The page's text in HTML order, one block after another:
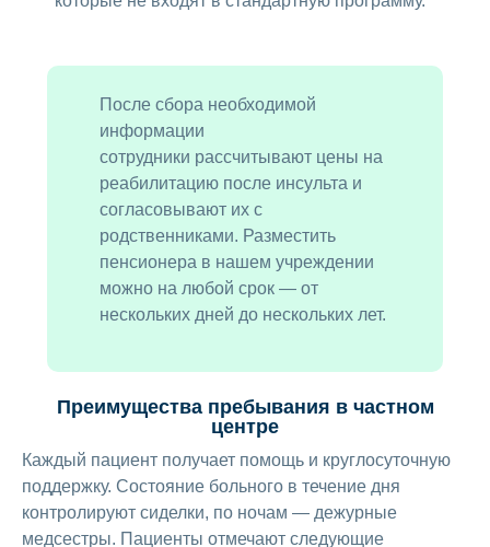
После сбора необходимой
информации
сотрудники рассчитывают цены на
реабилитацию после инсульта и
согласовывают их с
родственниками. Разместить
пенсионера в нашем учреждении
можно на любой срок — от
нескольких дней до нескольких лет.
Преимущества пребывания в частном
центре
Каждый пациент получает помощь и круглосуточную
поддержку. Состояние больного в течение дня
контролируют сиделки, по ночам — дежурные
медсестры. Пациенты отмечают следующие